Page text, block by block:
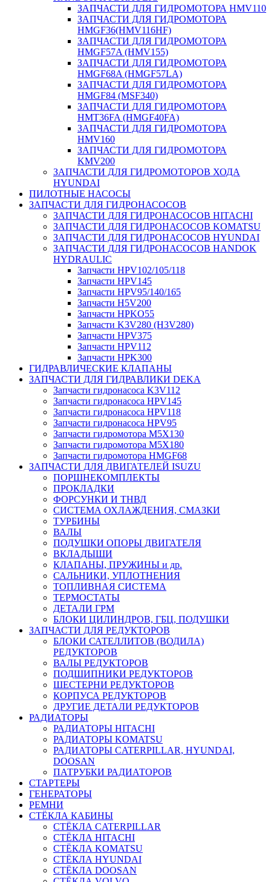
ЗАПЧАСТИ ДЛЯ ГИДРОМОТОРА HMV110
ЗАПЧАСТИ ДЛЯ ГИДРОМОТОРА
HMGF36(HMV116HF)
ЗАПЧАСТИ ДЛЯ ГИДРОМОТОРА
HMGF57A (HMV155)
ЗАПЧАСТИ ДЛЯ ГИДРОМОТОРА
HMGF68A (HMGF57LA)
ЗАПЧАСТИ ДЛЯ ГИДРОМОТОРА
HMGF84 (MSF340)
ЗАПЧАСТИ ДЛЯ ГИДРОМОТОРА
HMT36FA (HMGF40FA)
ЗАПЧАСТИ ДЛЯ ГИДРОМОТОРА
HMV160
ЗАПЧАСТИ ДЛЯ ГИДРОМОТОРА
KMV200
ЗАПЧАСТИ ДЛЯ ГИДРОМОТОРОВ ХОДА
HYUNDAI
ПИЛОТНЫЕ НАСОСЫ
ЗАПЧАСТИ ДЛЯ ГИДРОНАСОСОВ
ЗАПЧАСТИ ДЛЯ ГИДРОНАСОСОВ HITACHI
ЗАПЧАСТИ ДЛЯ ГИДРОНАСОСОВ KOMATSU
ЗАПЧАСТИ ДЛЯ ГИДРОНАСОСОВ HYUNDAI
ЗАПЧАСТИ ДЛЯ ГИДРОНАСОСОВ HANDOK
HYDRAULIC
Запчасти HPV102/105/118
Запчасти HPV145
Запчасти HPV95/140/165
Запчасти H5V200
Запчасти HPKO55
Запчасти K3V280 (H3V280)
Запчасти HPV375
Запчасти HPV112
Запчасти HPK300
ГИДРАВЛИЧЕСКИЕ КЛАПАНЫ
ЗАПЧАСТИ ДЛЯ ГИДРАВЛИКИ DEKA
Запчасти гидронасоса K3V112
Запчасти гидронасоса HPV145
Запчасти гидронасоса HPV118
Запчасти гидронасоса HPV95
Запчасти гидромотора M5X130
Запчасти гидромотора M5X180
Запчасти гидромотора HMGF68
ЗАПЧАСТИ ДЛЯ ДВИГАТЕЛЕЙ ISUZU
ПОРШНЕКОМПЛЕКТЫ
ПРОКЛАДКИ
ФОРСУНКИ И ТНВД
СИСТЕМА ОХЛАЖДЕНИЯ, СМАЗКИ
ТУРБИНЫ
ВАЛЫ
ПОДУШКИ ОПОРЫ ДВИГАТЕЛЯ
ВКЛАДЫШИ
КЛАПАНЫ, ПРУЖИНЫ и др.
САЛЬНИКИ, УПЛОТНЕНИЯ
ТОПЛИВНАЯ СИСТЕМА
ТЕРМОСТАТЫ
ДЕТАЛИ ГРМ
БЛОКИ ЦИЛИНДРОВ, ГБЦ, ПОДУШКИ
ЗАПЧАСТИ ДЛЯ РЕДУКТОРОВ
БЛОКИ САТЕЛЛИТОВ (ВОДИЛА)
РЕДУКТОРОВ
ВАЛЫ РЕДУКТОРОВ
ПОДШИПНИКИ РЕДУКТОРОВ
ШЕСТЕРНИ РЕДУКТОРОВ
КОРПУСА РЕДУКТОРОВ
ДРУГИЕ ДЕТАЛИ РЕДУКТОРОВ
РАДИАТОРЫ
РАДИАТОРЫ HITACHI
РАДИАТОРЫ KOMATSU
РАДИАТОРЫ CATERPILLAR, HYUNDAI,
DOOSAN
ПАТРУБКИ РАДИАТОРОВ
СТАРТЕРЫ
ГЕНЕРАТОРЫ
РЕМНИ
СТЁКЛА КАБИНЫ
СТЁКЛА CATERPILLAR
СТЁКЛА HITACHI
СТЁКЛА KOMATSU
СТЁКЛА HYUNDAI
СТЁКЛА DOOSAN